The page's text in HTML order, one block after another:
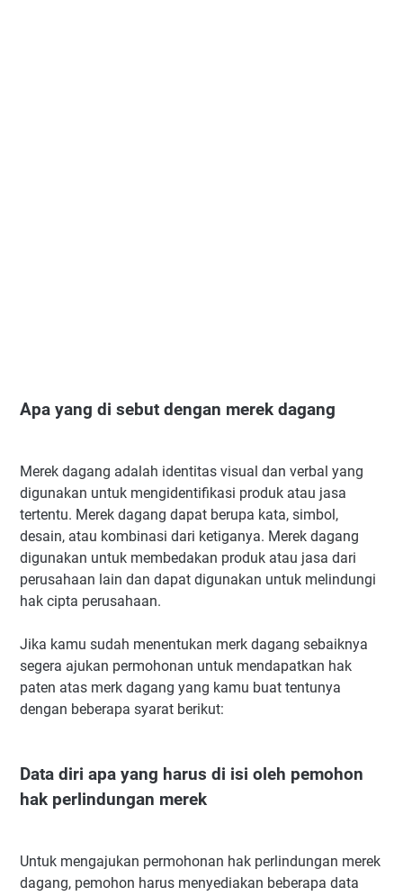
Apa yang di sebut dengan merek dagang
Merek dagang adalah identitas visual dan verbal yang
digunakan untuk mengidentifikasi produk atau jasa
tertentu. Merek dagang dapat berupa kata, simbol,
desain, atau kombinasi dari ketiganya. Merek dagang
digunakan untuk membedakan produk atau jasa dari
perusahaan lain dan dapat digunakan untuk melindungi
hak cipta perusahaan.
Jika kamu sudah menentukan merk dagang sebaiknya
segera ajukan permohonan untuk mendapatkan hak
paten atas merk dagang yang kamu buat tentunya
dengan beberapa syarat berikut:
Data diri apa yang harus di isi oleh pemohon
hak perlindungan merek
Untuk mengajukan permohonan hak perlindungan merek
dagang, pemohon harus menyediakan beberapa data